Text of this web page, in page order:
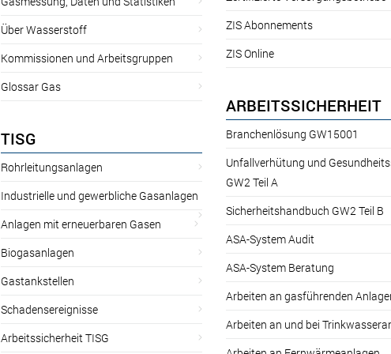
Über Wasserstoff
Kommissionen und Arbeitsgruppen
Glossar Gas
TISG
Rohrleitungsanlagen
Industrielle und gewerbliche Gasanlagen
Anlagen mit erneuerbaren Gasen
Biogasanlagen
Gastankstellen
Schadensereignisse
Arbeitssicherheit TISG
ZIS Abonnements
ZIS Online
ARBEITSSICHERHEIT
Branchenlösung GW15001
Unfallverhütung und
GW2 Teil A
Sicherheitshandbuch GW2 Teil B
ASA-System Audit
ASA-System Beratung
Arbeiten an gasführenden
Arbeiten an und bei